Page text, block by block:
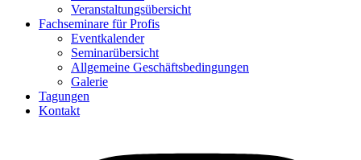
Veranstaltungsübersicht
Fachseminare für Profis
Eventkalender
Seminarübersicht
Allgemeine Geschäftsbedingungen
Galerie
Tagungen
Kontakt